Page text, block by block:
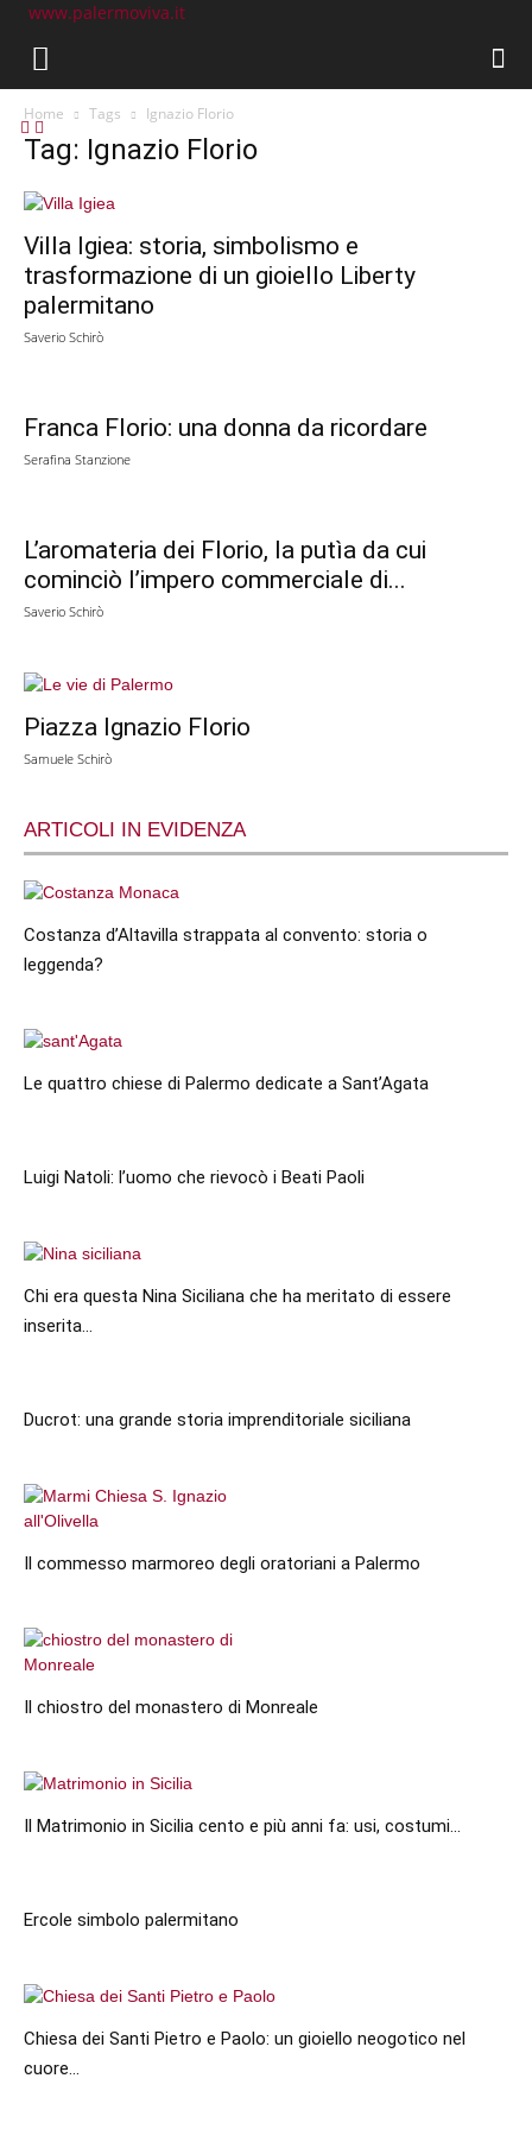
www.palermoviva.it
Home Tags Ignazio Florio
Tag: Ignazio Florio
Villa Igiea: storia, simbolismo e
trasformazione di un gioiello Liberty
palermitano
Saverio Schirò
Franca Florio: una donna da ricordare
Serafina Stanzione
L’aromateria dei Florio, la putìa da cui
cominciò l’impero commerciale di...
Saverio Schirò
Piazza Ignazio Florio
Samuele Schirò
ARTICOLI IN EVIDENZA
Costanza d’Altavilla strappata al convento: storia o
leggenda?
Le quattro chiese di Palermo dedicate a Sant’Agata
Luigi Natoli: l’uomo che rievocò i Beati Paoli
Chi era questa Nina Siciliana che ha meritato di essere
inserita...
Ducrot: una grande storia imprenditoriale siciliana
Il commesso marmoreo degli oratoriani a Palermo
Il chiostro del monastero di Monreale
Il Matrimonio in Sicilia cento e più anni fa: usi, costumi...
Ercole simbolo palermitano
Chiesa dei Santi Pietro e Paolo: un gioiello neogotico nel
cuore...